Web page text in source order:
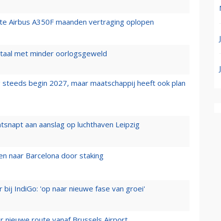
Airbus A350F maanden vertraging oplopen
met minder oorlogsgeweld
begin 2027, maar maatschappij heeft ook plan
aan aanslag op luchthaven Leipzig
naar Barcelona door staking
IndiGo: 'op naar nieuwe fase van groei'